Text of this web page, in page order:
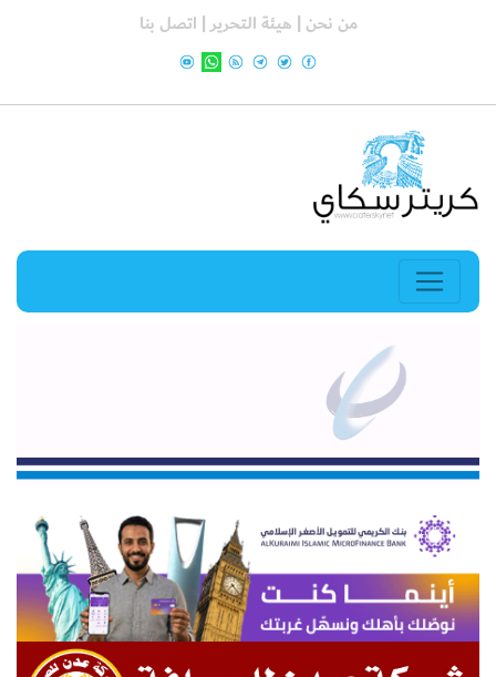
من نحن | هيئة التحرير | اتصل بنا